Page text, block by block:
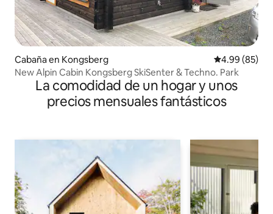
Cabaña en Kongsberg Calificación
4.99 (85)
New Alpin Cabin Kongsberg SkiSenter & Techno. Park
La comodidad de un hogar y unos
precios mensuales fantásticos